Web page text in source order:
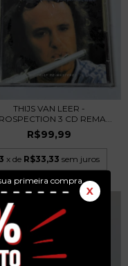
primeira compra.
X
THIJS VAN LEER -
3 CD REMA...
R$99,99
3 x de R$33,33 sem juros